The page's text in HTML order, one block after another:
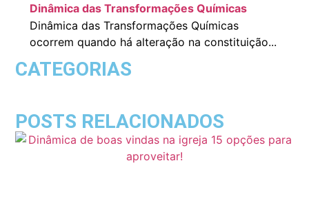
Dinâmica das Transformações Químicas
Dinâmica das Transformações Químicas
ocorrem quando há alteração na constituição...
CATEGORIAS
POSTS RELACIONADOS